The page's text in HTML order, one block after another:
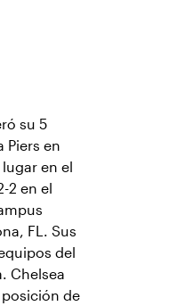
su 5
Piers en
en el
2 en el
FL. Sus
del
Chelsea
de